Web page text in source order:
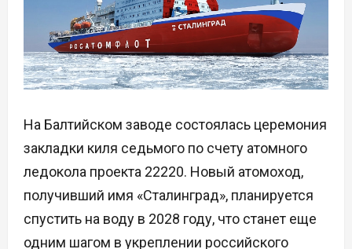
На Балтийском заводе состоялась церемония
закладки киля седьмого по счету атомного
ледокола проекта 22220. Новый атомоход,
получивший имя «Сталинград», планируется
спустить на воду в 2028 году, что станет еще
одним шагом в укреплении российского